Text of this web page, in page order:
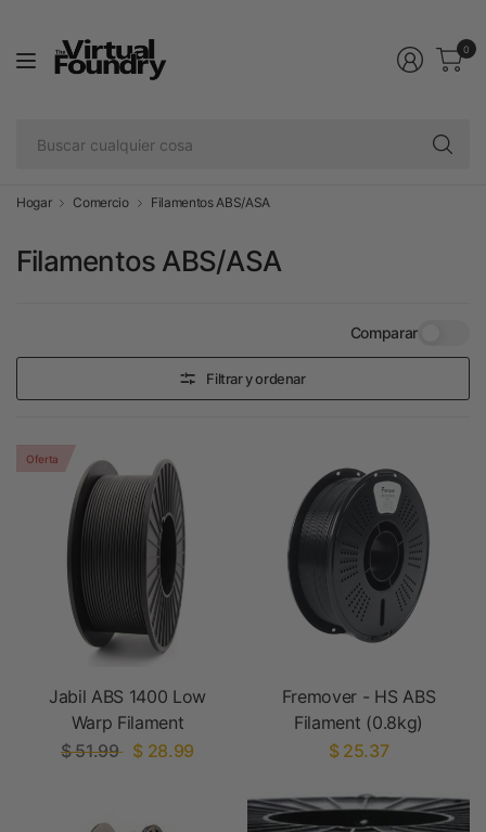
0
Hogar Comercio Filamentos ABS/ASA
Filamentos ABS/ASA
Comparar
Filtrar y ordenar
Oferta
Jabil ABS 1400 Low
Warp Filament
$ 51.99
$ 28.99
Fremover - HS ABS
Filament (0.8kg)
$ 25.37